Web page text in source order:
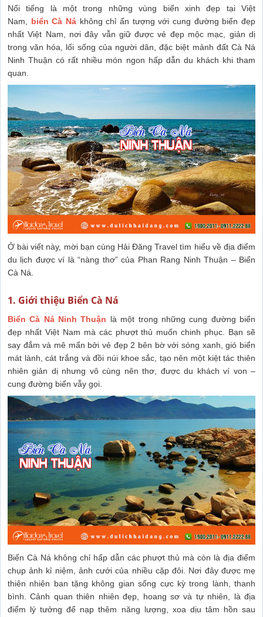
Nổi tiếng là một trong những vùng biển xinh đẹp tại Việt
Nam, biển Cà Ná không chỉ ấn tượng với cung đường biển đẹp
nhất Việt Nam, nơi đây vẫn giữ được vẻ đẹp mộc mạc, giản dị
trong văn hóa, lối sống của người dân, đặc biệt mảnh đất Cà Ná
Ninh Thuận có rất nhiều món ngon hấp dẫn du khách khi tham
quan.
Ở bài viết này, mời bạn cùng Hải Đăng Travel tìm hiểu về địa điểm
du lịch được ví là “nàng thơ” của Phan Rang Ninh Thuận – Biển
Cà Ná.
1. Giới thiệu Biển Cà Ná
Biển Cà Ná Ninh Thuận là một trong những cung đường biển
đẹp nhất Việt Nam mà các phượt thủ muốn chinh phục. Bạn sẽ
say đắm và mê mẩn bởi vẻ đẹp 2 bên bờ với sóng xanh, gió biển
mát lành, cát trắng và đồi núi khoe sắc, tạo nên một kiệt tác thiên
nhiên giản dị nhưng vô cùng nên thơ, được du khách ví von –
cung đường biển vẫy gọi.
Biển Cà Ná không chỉ hấp dẫn các phượt thủ mà còn là địa điểm
chụp ảnh kỉ niệm, ảnh cưới của nhiều cặp đôi. Nơi đây được mẹ
thiên nhiên ban tặng không gian sống cực kỳ trong lành, thanh
bình. Cảnh quan thiên nhiên đẹp, hoang sơ và tự nhiên, là địa
điểm lý tưởng để nạp thêm năng lượng, xoa dịu tâm hồn sau